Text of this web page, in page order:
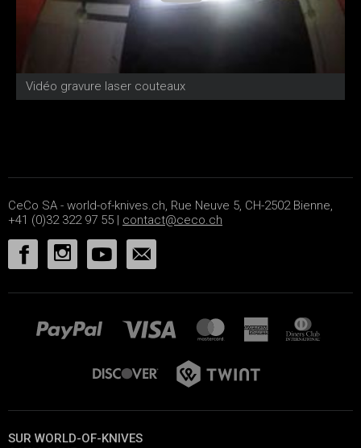
Vidéo gravure laser couteaux
CeCo SA - world-of-knives.ch, Rue Neuve 5, CH-2502 Bienne,
+41 (0)32 322 97 55 | contact@ceco.ch
SUR WORLD-OF-KNIVES